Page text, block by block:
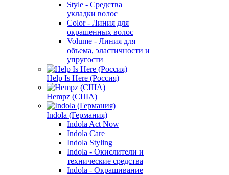
Style - Средства
укладки волос
Color - Линия для
окрашенных волос
Volume - Линия для
объема, эластичности и
упругости
Help Is Here (Россия)
Hempz (США)
Indola (Германия)
Indola Act Now
Indola Care
Indola Styling
Indola - Окислители и
технические средства
Indola - Окрашивание